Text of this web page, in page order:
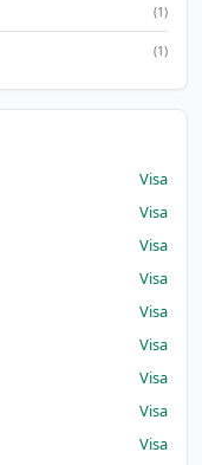
(1)
(1)
Visa
Visa
Visa
Visa
Visa
Visa
Visa
Visa
Visa